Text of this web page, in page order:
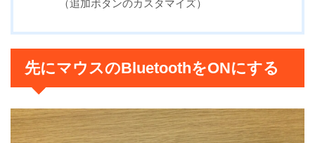
（追加ボタンのカスタマイズ）
先にマウスのBluetoothをONにする